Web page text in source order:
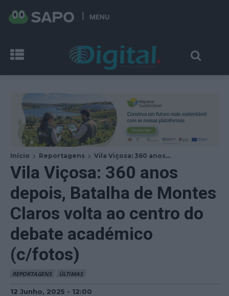
MENU
Início Reportagens Vila Viçosa: 360 anos...
Vila Viçosa: 360 anos
depois, Batalha de Montes
Claros volta ao centro do
debate académico
(c/fotos)
REPORTAGENS ÚLTIMAS
12 Junho, 2025 - 12:00